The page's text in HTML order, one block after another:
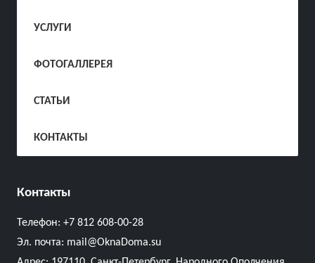
УСЛУГИ
ФОТОГАЛЛЕРЕЯ
СТАТЬИ
КОНТАКТЫ
Контакты
Телефон: +7 812 608-00-28
Эл. почта: mail@OknaDoma.su